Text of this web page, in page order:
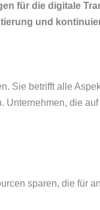
für die digitale
und
Sie betrifft alle
die
sparen, die für